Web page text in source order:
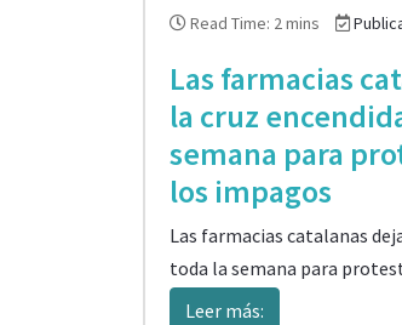
Read Time: 2 mins
Las farmacias
la cruz
semana para
los impagos
Las farmacias catalanas
toda la semana para
Leer más: